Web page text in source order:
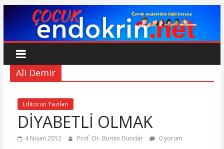
to
Çocuk
Endokrin
www.cocukendokrin.net
Ali Demir
Editörün Yazıları
DİYABETLİ OLMAK
4 Nisan 2012 Prof. Dr. Bumin Dündar 0 yorum